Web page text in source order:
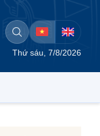
Thứ sáu, 7/8/2026